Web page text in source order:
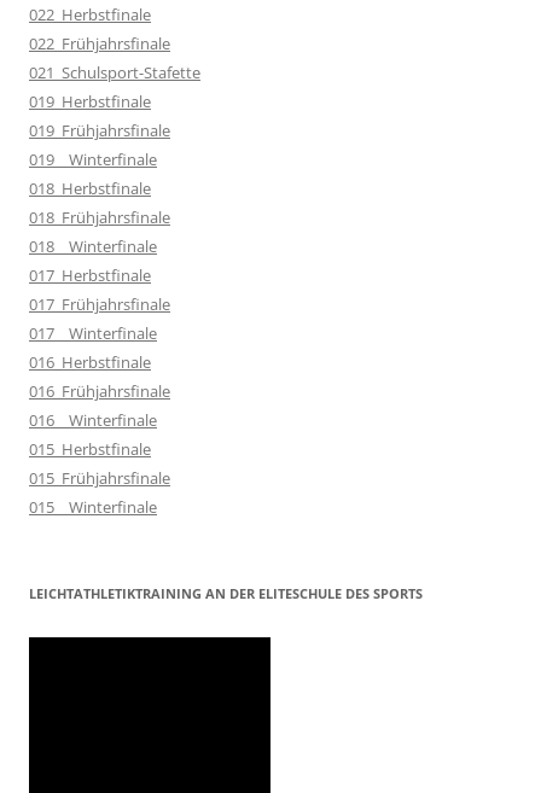
022_Herbstfinale
022_Frühjahrsfinale
021_Schulsport-Stafette
019_Herbstfinale
019_Frühjahrsfinale
019__Winterfinale
018_Herbstfinale
018_Frühjahrsfinale
018__Winterfinale
017_Herbstfinale
017_Frühjahrsfinale
017__Winterfinale
016_Herbstfinale
016_Frühjahrsfinale
016__Winterfinale
015_Herbstfinale
015_Frühjahrsfinale
015__Winterfinale
LEICHTATHLETIKTRAINING AN DER ELITESCHULE DES SPORTS